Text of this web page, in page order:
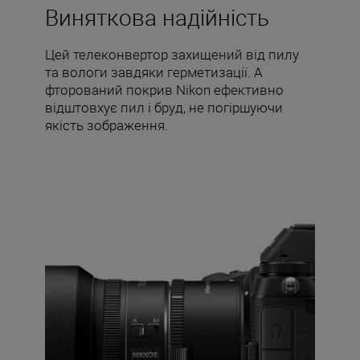
Виняткова надійність
Цей телеконвертор захищений від пилу
та вологи завдяки герметизації. А
фторований покрив Nikon ефективно
відштовхує пил і бруд, не погіршуючи
якість зображення.